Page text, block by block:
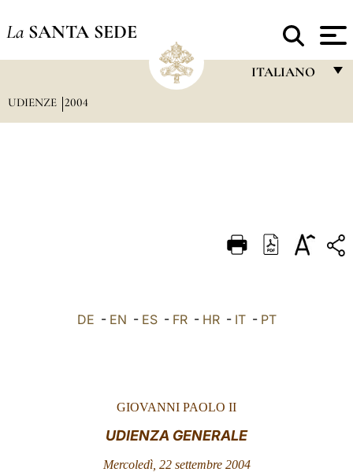
La SANTA SEDE
ITALIANO
DEUTSCH
العربيّة
UDIENZE 2004
DE - EN - ES- FR- HR- IT- PT
GIOVANNI PAOLO II
UDIENZA GENERALE
Mercoledì, 22 settembre 2004